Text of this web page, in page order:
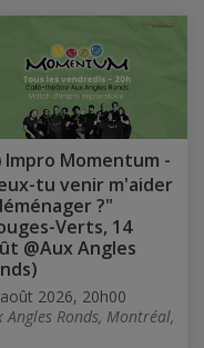
Impro Momentum -
tu venir m'aider
?"
Verts, 14
@Aux Angles
2026, 20h00
Angles Ronds, Montréal,